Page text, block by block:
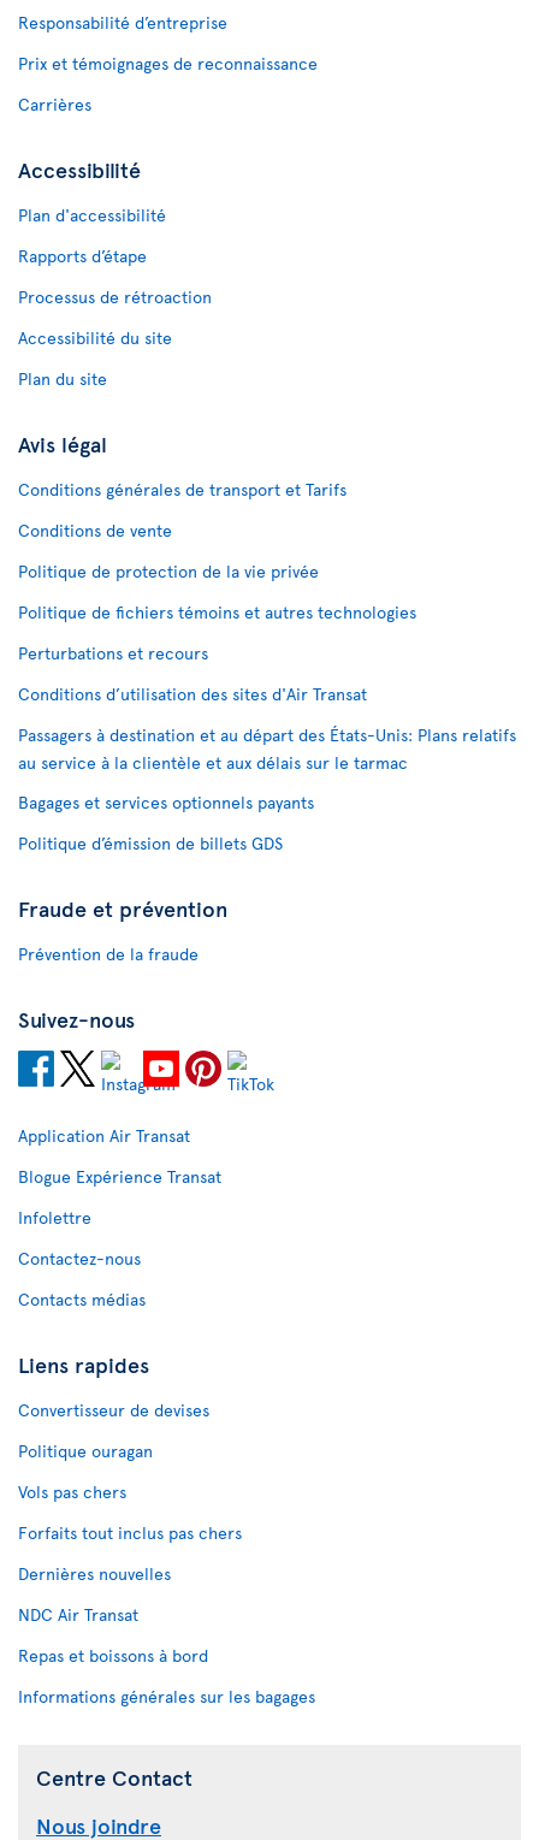
Responsabilité d’entreprise
Prix et témoignages de reconnaissance
Carrières
Accessibilité
Plan d'accessibilité
Rapports d’étape
Processus de rétroaction
Accessibilité du site
Plan du site
Avis légal
Conditions générales de transport et Tarifs
Conditions de vente
Politique de protection de la vie privée
Politique de fichiers témoins et autres technologies
Perturbations et recours
Conditions d’utilisation des sites d'Air Transat
Passagers à destination et au départ des États-Unis: Plans relatifs
au service à la clientèle et aux délais sur le tarmac
Bagages et services optionnels payants
Politique d’émission de billets GDS
Fraude et prévention
Prévention de la fraude
Suivez-nous
Application Air Transat
Blogue Expérience Transat
Infolettre
Contactez-nous
Contacts médias
Liens rapides
Convertisseur de devises
Politique ouragan
Vols pas chers
Forfaits tout inclus pas chers
Dernières nouvelles
NDC Air Transat
Repas et boissons à bord
Informations générales sur les bagages
Centre Contact
Nous joindre